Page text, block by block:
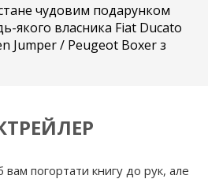
чудовим подарунком
якого власника Fiat Ducato
Jumper / Peugeot Boxer з
погортати книгу до рук, але